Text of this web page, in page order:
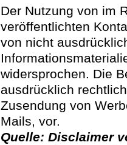
Der Nutzung von im
veröffentlichten
von nicht
widersprochen. Die
ausdrücklich
Zusendung von
Mails, vor.
Quelle: Disclaimer